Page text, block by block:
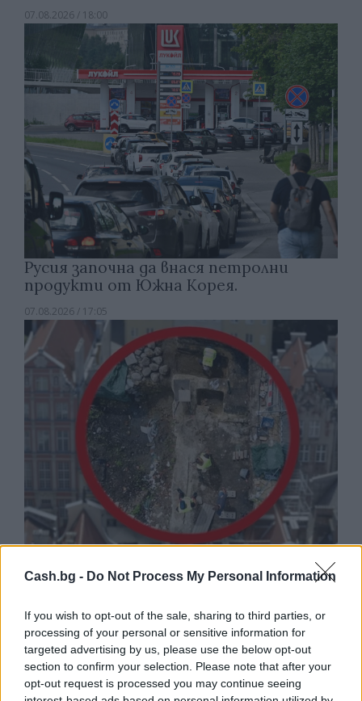
Cash.bg - Do Not Process My Personal Information
If you wish to opt-out of the sale, sharing to third parties, or
processing of your personal or sensitive information for
targeted advertising by us, please use the below opt-out
section to confirm your selection. Please note that after your
opt-out request is processed you may continue seeing
07.08.2026 / 18:00
Русия започна да внася петролни
продукти от Южна Корея.
07.08.2026 / 17:05
откриха под кафене за сладолед в
07.08.2026 / 16:00